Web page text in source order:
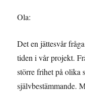
Ola:
Det en jättesvår
tiden i vår projekt.
större frihet på olika
självbestämmande.